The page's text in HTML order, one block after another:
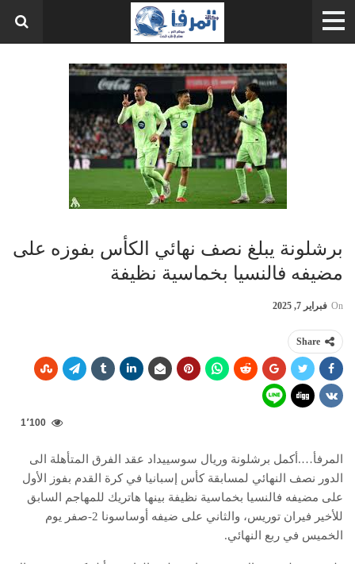
برشلونة يبلغ نصف نهائي الكأس بفوزه على
مضيفه فالنسيا بخماسية نظيفة
On فبراير 7, 2025
Share
1٬100
المرفأ….أكمل برشلونة وريال سوسييداد عقد الفرق المتأهلة الى
الدور نصف النهائي لمسابقة كأس إسبانيا في كرة القدم بفوز الأول
على مضيفه فالنسيا بخماسية نظيفة بينها هاتريك للمهاجم السابق
للأخير فيران توريس، والثاني على ضيفه أوساسونا 2-صفر يوم
الخميس في ربع النهائي.